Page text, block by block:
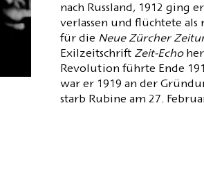
nach Russland, 1912 ging
verlassen und flüchtete als
für die Neue Zürcher
ExilzeitschriftZeit-Echo
Revolution führte Ende
war er 1919 an der
starb Rubine am 27.